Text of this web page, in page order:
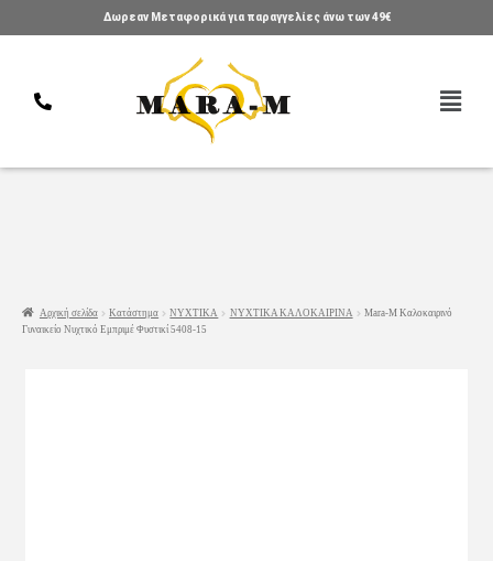
Δωρεαν Μεταφορικά για παραγγελίες άνω των 49€
Αρχική σελίδα Κατάστημα ΝΥΧΤΙΚΑ ΝΥΧΤΙΚΑ ΚΑΛΟΚΑΙΡΙΝΑ
Mara-M Καλοκαιρινό
Γυναικείο Νυχτικό Εμπριμέ Φυστικί 5408-15